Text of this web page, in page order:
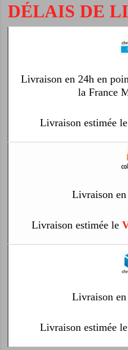
DÉLAIS DE
Livraison en 24h en
la France
Livraison estimée le
Livraison
Livraison estimée le
Livraison
Livraison estimée le